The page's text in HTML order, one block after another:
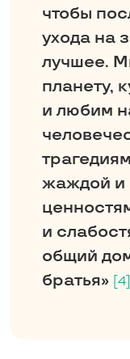
чтобы
ухода на
лучшее.
планету,
и любим
жаждой и
и
общий
братья» [4]